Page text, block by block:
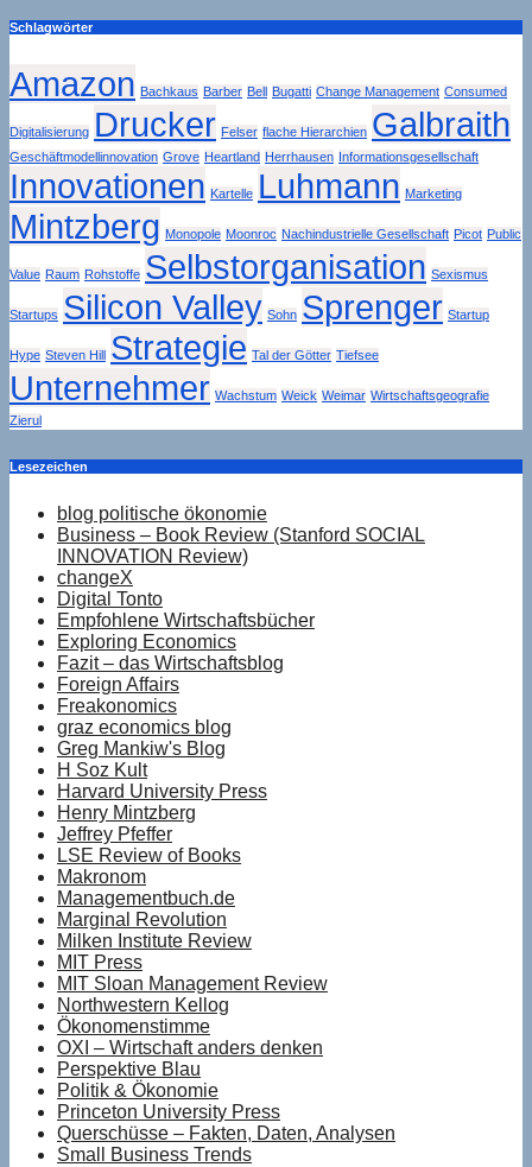
Schlagwörter
Amazon Bachkaus Barber Bell Bugatti Change Management Consumed
Digitalisierung Drucker Felser flache Hierarchien Galbraith
Geschäftmodellinnovation Grove Heartland Herrhausen Informationsgesellschaft
Innovationen Kartelle Luhmann Marketing
Mintzberg Monopole Moonroc Nachindustrielle Gesellschaft Picot Public
Value Raum Rohstoffe Selbstorganisation Sexismus
Startups Silicon Valley Sohn Sprenger Startup
Hype Steven Hill Strategie Tal der Götter Tiefsee
Unternehmer Wachstum Weick Weimar Wirtschaftsgeografie
Zierul
Lesezeichen
blog politische ökonomie
Business – Book Review (Stanford SOCIAL
INNOVATION Review)
changeX
Digital Tonto
Empfohlene Wirtschaftsbücher
Exploring Economics
Fazit – das Wirtschaftsblog
Foreign Affairs
Freakonomics
graz economics blog
Greg Mankiw's Blog
H Soz Kult
Harvard University Press
Henry Mintzberg
Jeffrey Pfeffer
LSE Review of Books
Makronom
Managementbuch.de
Marginal Revolution
Milken Institute Review
MIT Press
MIT Sloan Management Review
Northwestern Kellog
Ökonomenstimme
OXI – Wirtschaft anders denken
Perspektive Blau
Politik & Ökonomie
Princeton University Press
Querschüsse – Fakten, Daten, Analysen
Small Business Trends